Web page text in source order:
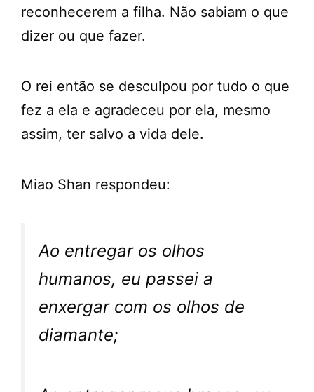
reconhecerem a filha. Não sabiam o que
dizer ou que fazer.
O rei então se desculpou por tudo o que
fez a ela e agradeceu por ela, mesmo
assim, ter salvo a vida dele.
Miao Shan respondeu:
Ao entregar os olhos
humanos, eu passei a
enxergar com os olhos de
diamante;